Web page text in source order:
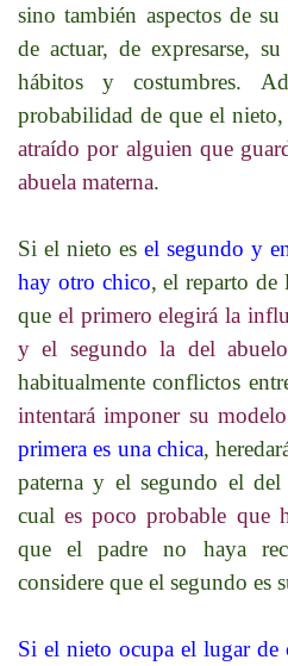
sino también aspectos de
de actuar, de expresarse,
hábitos y costumbres.
probabilidad de que el
atraído por alguien que
abuela materna.
Si el nieto es el segundo y
hay otro chico, el reparto de
que el primero elegirá la
y el segundo la del
habitualmente conflictos
intentará imponer su
primera es una chica,
paterna y el segundo el
cuales poco probable que
que el padre no haya
considere que el segundo es
Si el nieto ocupa el lugar